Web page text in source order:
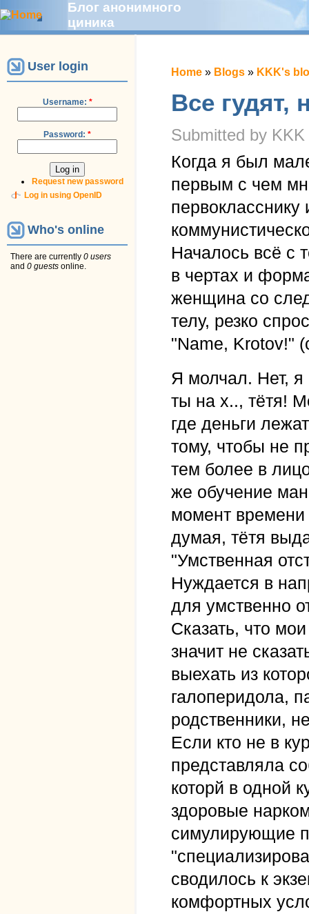
Блог анонимного
циника
User login
Username: *
Password: *
Request new password
Log in using OpenID
Who's online
There are currently 0 users
and 0 guests online.
Home » Blogs » KKK's
Все гудят,
Submitted by
Когда я был
первым с чем
Началось всё с
в чертах и
женщина со
телу, резко
"Name, Krotov!"
Я молчал. Нет,
ты на х.., тётя!
где деньги
тому, чтобы не
тем более в
же обучение
момент
думая, тётя
"Умственная
Нуждается в
для умственно
Сказать, что
значит не
выехать из
галоперидола,
родственники,
Если кто не в
представляла
которй в одной
здоровые
симулирующие
сводилось к
комфортных